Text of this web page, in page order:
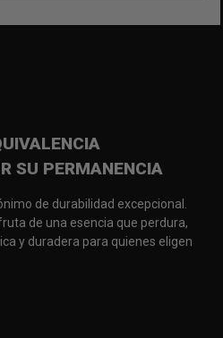
SU PERMANENCIA
de durabilidad excepcional.
de una esencia que perdura,
y duradera para quienes eligen